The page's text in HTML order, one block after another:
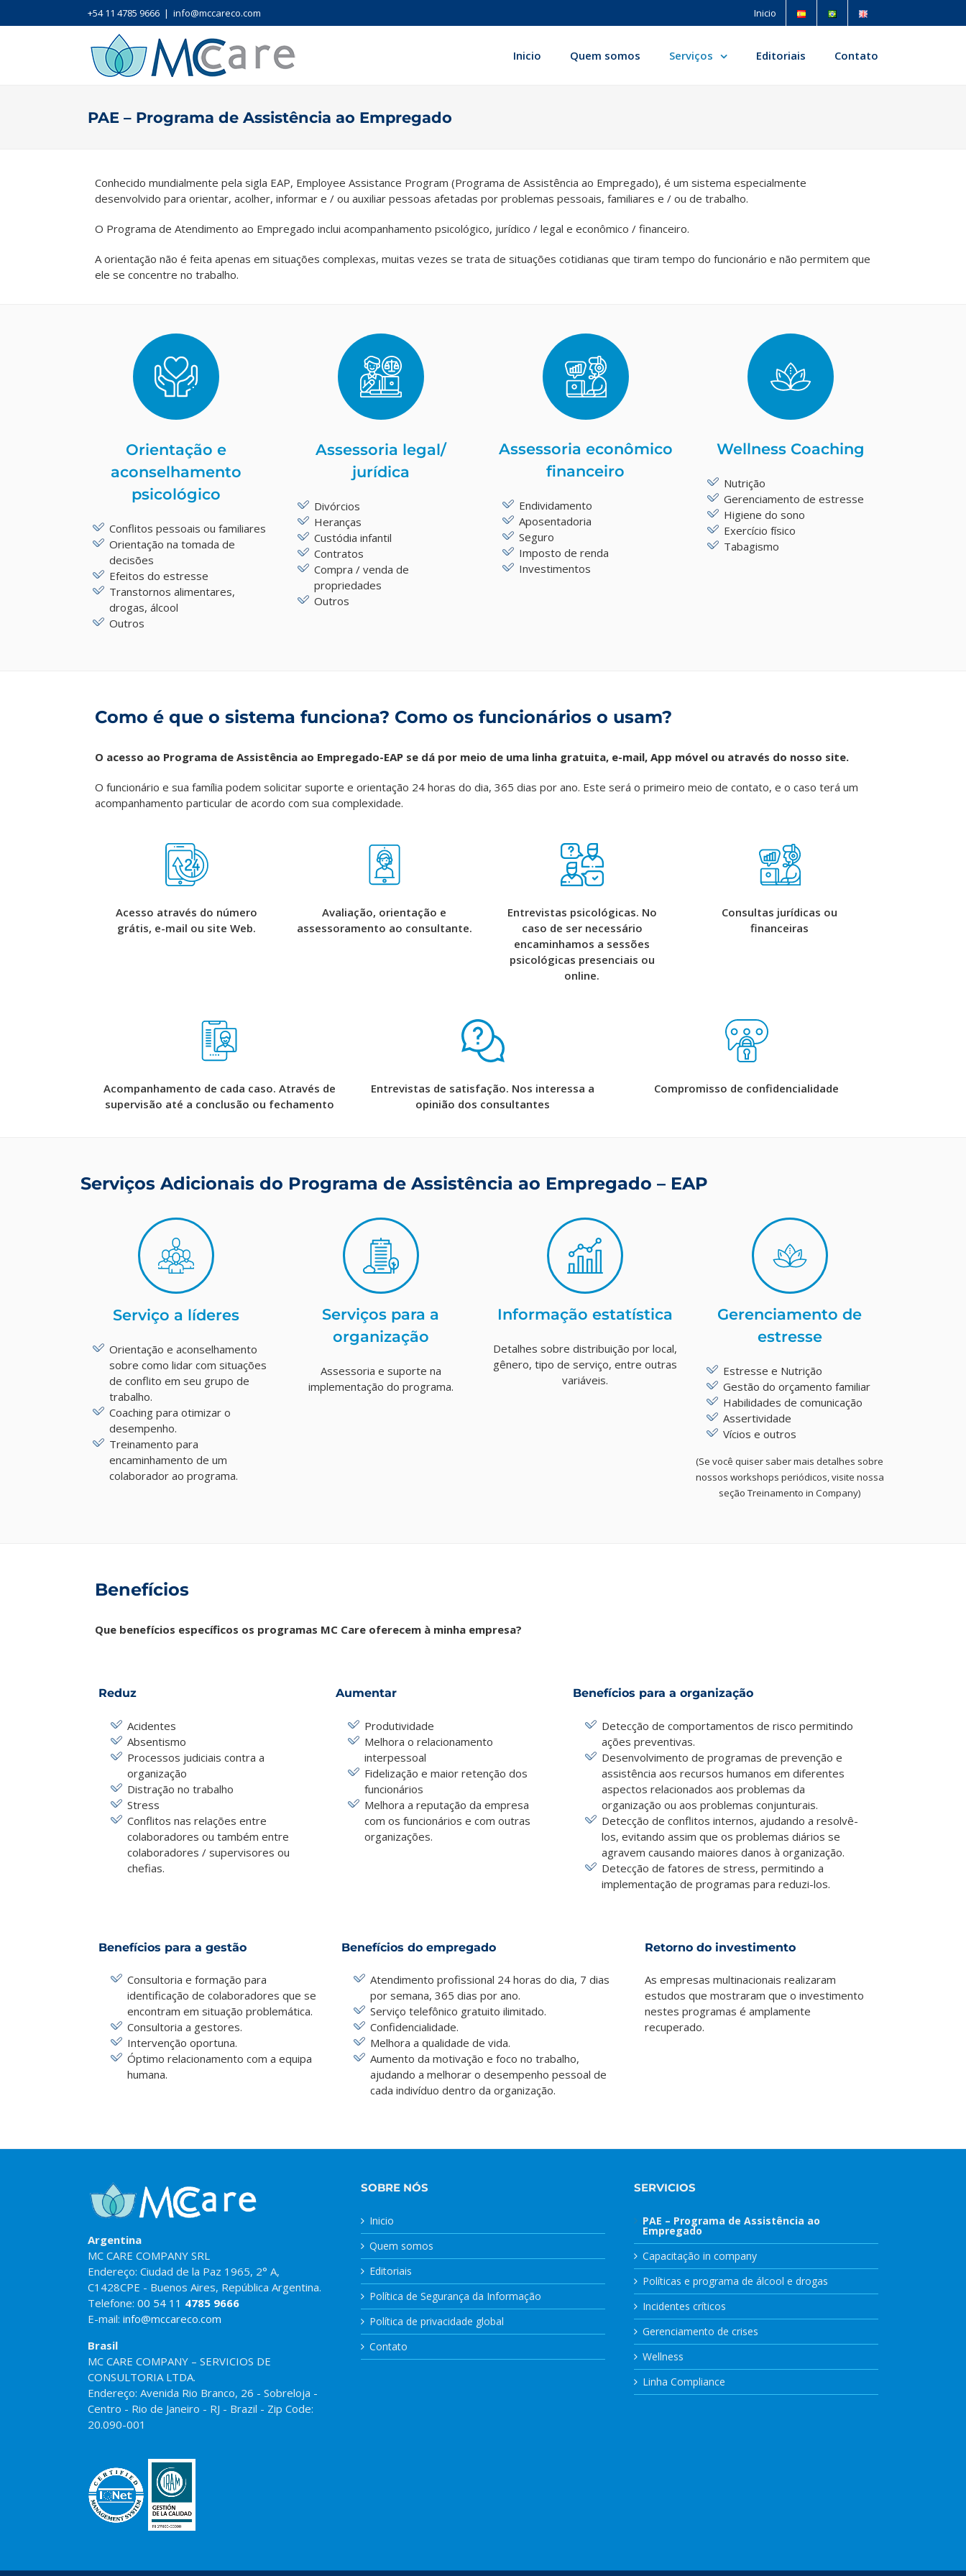
+54 11 4785 9666 | info@mccareco.com Inicio
Inicio Quem somos Serviços Editoriais Contato
PAE – Programa de Assistência ao Empregado
Conhecido mundialmente pela sigla EAP, Employee Assistance Program (Programa de Assistência ao Empregado), é um sistema especialmente
desenvolvido para orientar, acolher, informar e / ou auxiliar pessoas afetadas por problemas pessoais, familiares e / ou de trabalho.
O Programa de Atendimento ao Empregado inclui acompanhamento psicológico, jurídico / legal e econômico / financeiro.
A orientação não é feita apenas em situações complexas, muitas vezes se trata de situações cotidianas que tiram tempo do funcionário e não permitem que
ele se concentre no trabalho.
Orientação e
aconselhamento
psicológico
Conflitos pessoais ou familiares
Orientação na tomada de
decisões
Efeitos do estresse
Transtornos alimentares,
drogas, álcool
Outros
Assessoria legal/
jurídica
Divórcios
Heranças
Custódia infantil
Contratos
Compra / venda de
propriedades
Outros
Assessoria econômico
financeiro
Endividamento
Aposentadoria
Seguro
Imposto de renda
Investimentos
Wellness Coaching
Nutrição
Gerenciamento de estresse
Higiene do sono
Exercício físico
Tabagismo
Como é que o sistema funciona? Como os funcionários o usam?
O acesso ao Programa de Assistência ao Empregado-EAP se dá por meio de uma linha gratuita, e-mail, App móvel ou através do nosso site.
O funcionário e sua família podem solicitar suporte e orientação 24 horas do dia, 365 dias por ano. Este será o primeiro meio de contato, e o caso terá um
acompanhamento particular de acordo com sua complexidade.
Acesso através do número
grátis, e-mail ou site Web.
Avaliação, orientação e
assessoramento ao consultante.
Entrevistas psicológicas. No
caso de ser necessário
encaminhamos a sessões
psicológicas presenciais ou
online.
Consultas jurídicas ou
financeiras
Acompanhamento de cada caso. Através de
supervisão até a conclusão ou fechamento
Entrevistas de satisfação. Nos interessa a
opinião dos consultantes
Compromisso de confidencialidade
Serviços Adicionais do Programa de Assistência ao Empregado – EAP
Serviço a líderes
Orientação e aconselhamento
sobre como lidar com situações
de conflito em seu grupo de
trabalho.
Coaching para otimizar o
desempenho.
Treinamento para
encaminhamento de um
colaborador ao programa.
Serviços para a
organização
Assessoria e suporte na
implementação do programa.
Informação estatística
Detalhes sobre distribuição por local,
gênero, tipo de serviço, entre outras
variáveis.
Gerenciamento de
estresse
Estresse e Nutrição
Gestão do orçamento familiar
Habilidades de comunicação
Assertividade
Vícios e outros
(Se você quiser saber mais detalhes sobre
nossos workshops periódicos, visite nossa
seção Treinamento in Company)
Benefícios
Que benefícios específicos os programas MC Care oferecem à minha empresa?
Reduz
Acidentes
Absentismo
Processos judiciais contra a
organização
Distração no trabalho
Stress
Conflitos nas relações entre
colaboradores ou também entre
colaboradores / supervisores ou
chefias.
Aumentar
Produtividade
Melhora o relacionamento
interpessoal
Fidelização e maior retenção dos
funcionários
Melhora a reputação da empresa
com os funcionários e com outras
organizações.
Benefícios para a organização
Detecção de comportamentos de risco permitindo
ações preventivas.
Desenvolvimento de programas de prevenção e
assistência aos recursos humanos em diferentes
aspectos relacionados aos problemas da
organização ou aos problemas conjunturais.
Detecção de conflitos internos, ajudando a resolvê-
los, evitando assim que os problemas diários se
agravem causando maiores danos à organização.
Detecção de fatores de stress, permitindo a
implementação de programas para reduzi-los.
Benefícios para a gestão
Consultoria e formação para
identificação de colaboradores que se
encontram em situação problemática.
Consultoria a gestores.
Intervenção oportuna.
Óptimo relacionamento com a equipa
humana.
Benefícios do empregado
Atendimento profissional 24 horas do dia, 7 dias
por semana, 365 dias por ano.
Serviço telefônico gratuito ilimitado.
Confidencialidade.
Melhora a qualidade de vida.
Aumento da motivação e foco no trabalho,
ajudando a melhorar o desempenho pessoal de
cada indivíduo dentro da organização.
Retorno do investimento
As empresas multinacionais realizaram
estudos que mostraram que o investimento
nestes programas é amplamente
recuperado.
Argentina
MC CARE COMPANY SRL
Endereço: Ciudad de la Paz 1965, 2° A,
C1428CPE - Buenos Aires, República Argentina.
Telefone: 00 54 11 4785 9666
E-mail: info@mccareco.com
Brasil
MC CARE COMPANY – SERVICIOS DE
CONSULTORIA LTDA.
Endereço: Avenida Rio Branco, 26 - Sobreloja -
Centro - Rio de Janeiro - RJ - Brazil - Zip Code:
20.090-001
SOBRE NÓS
Inicio
Quem somos
Editoriais
Política de Segurança da Informação
Política de privacidade global
Contato
SERVICIOS
PAE – Programa de Assistência ao
Empregado
Capacitação in company
Políticas e programa de álcool e drogas
Incidentes críticos
Gerenciamento de crises
Wellness
Linha Compliance